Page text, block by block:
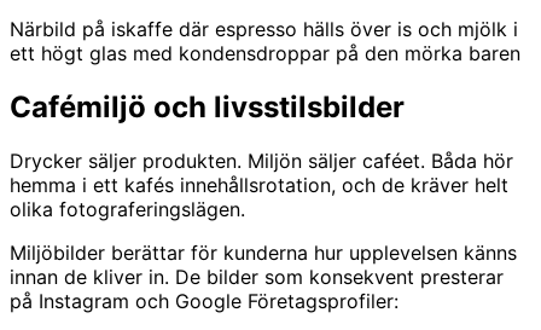
Närbild på iskaffe där espresso hälls över is och mjölk i
ett högt glas med kondensdroppar på den mörka baren
Cafémiljö och livsstilsbilder
Drycker säljer produkten. Miljön säljer caféet. Båda hör
hemma i ett kafés innehållsrotation, och de kräver helt
olika fotograferingslägen.
Miljöbilder berättar för kunderna hur upplevelsen känns
innan de kliver in. De bilder som konsekvent presterar
på Instagram och Google Företagsprofiler: